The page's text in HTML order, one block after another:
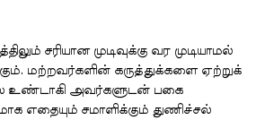
சரியான முடிவுக்கு வர முடியாமல்
. மற்றவர்களின் கருத்துக்களை ஏற்றுக்
உண்டாகி அவர்களுடன் பகை
எதையும் சமாளிக்கும் துணிச்சல்